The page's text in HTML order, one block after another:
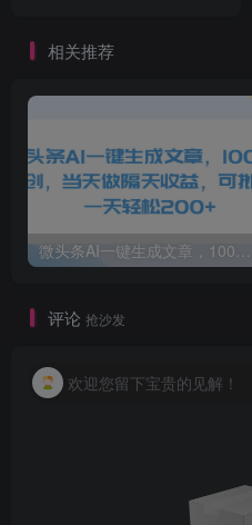
相关推荐
评论 抢沙发
欢迎您留下宝贵的见解！